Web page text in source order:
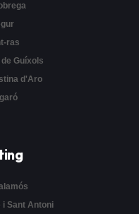
ras
Guíxols
d'Aro
i Sant Antoni